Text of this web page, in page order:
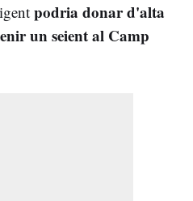
podria donar d'alta
un seient al Camp